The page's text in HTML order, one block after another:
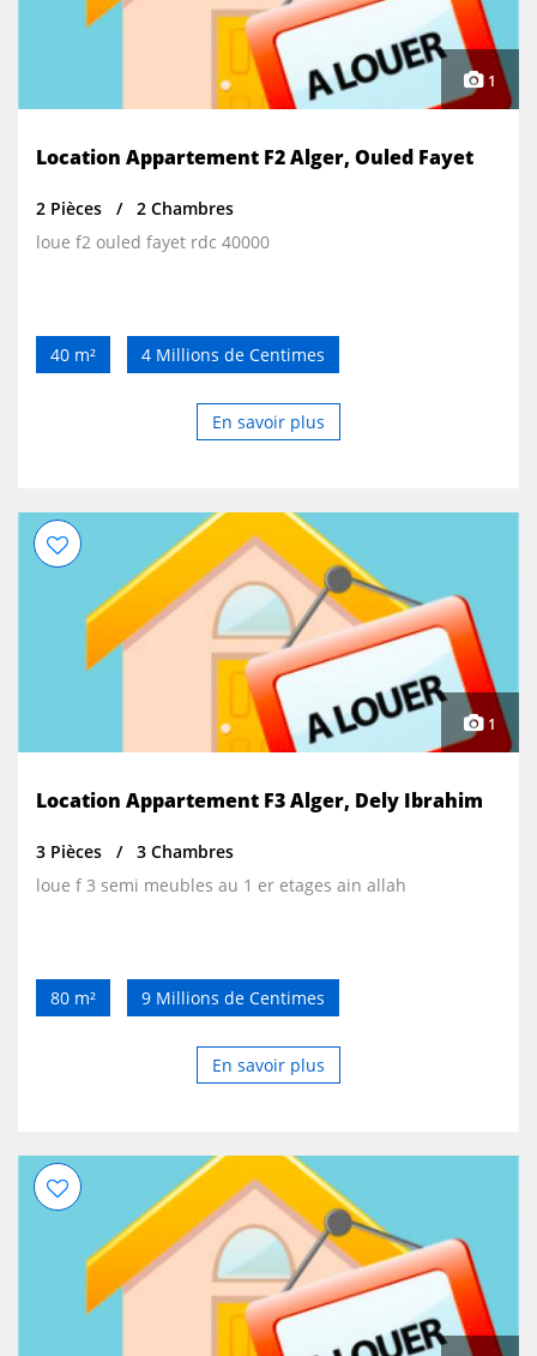
1
Location Appartement F2 Alger, Ouled Fayet
2 Pièces
2 Chambres
loue f2 ouled fayet rdc 40000
40 m² 4 Millions de Centimes
En savoir plus
1
Location Appartement F3 Alger, Dely Ibrahim
3 Pièces
3 Chambres
loue f 3 semi meubles au 1 er etages ain allah
80 m² 9 Millions de Centimes
En savoir plus